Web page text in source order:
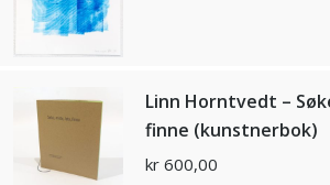
Linn Horntvedt –
finne (kunstnerbok)
kr 600,00